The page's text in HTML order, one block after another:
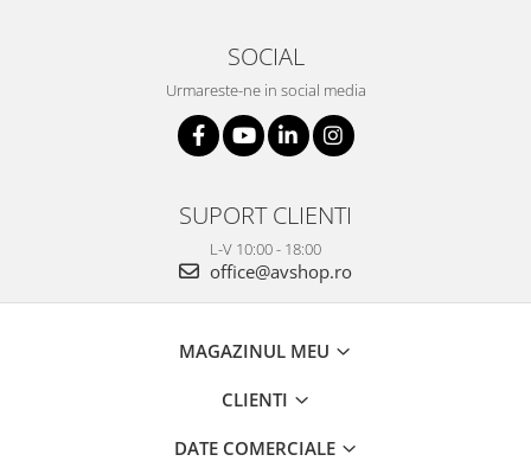
SOCIAL
Urmareste-ne in social media
SUPORT CLIENTI
L-V 10:00 - 18:00
office@avshop.ro
MAGAZINUL MEU
CLIENTI
DATE COMERCIALE